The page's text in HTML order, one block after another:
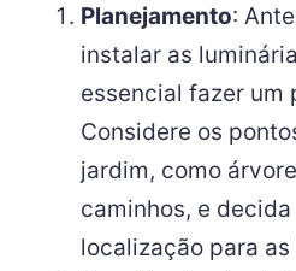
Planejamento:
instalar as
essencial fazer um
Considere os
jardim, como
caminhos, e
localização para as